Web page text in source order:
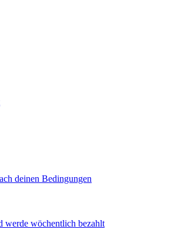
deinen Bedingungen
werde wöchentlich bezahlt